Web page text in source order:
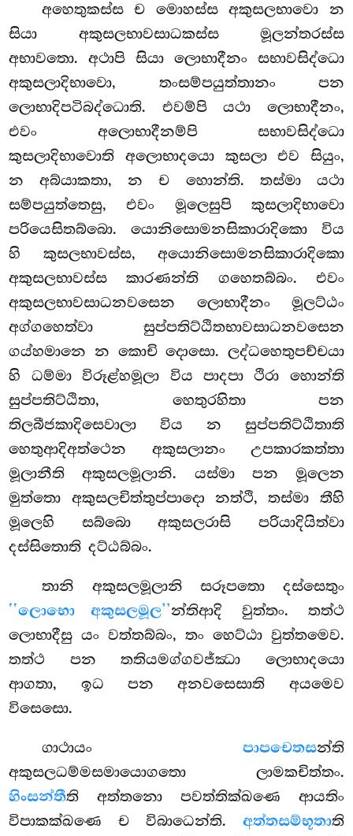
අහෙතුකස්සච මොහස්ස අකුසලභාවො න
සියා අකුසලභාවසාධකස්ස මූලන්තරස්ස
අභාවතො. අථාපි සියා ලොභාදීනං සභාවසිද්ධො
අකුසලාදිභාවො, තංසම්පයුත්තානං පන
ලොභාදිපටිබද්ධොති. එවම්පි යථා ලොභාදීනං,
එවං අලොභාදීනම්පි සභාවසිද්ධො
කුසලාදිභාවොති අලොභාදයො කුසලා එව සියුං,
න අබ්යාකතා, න ච හොන්ති. තස්මා යථා
සම්පයුත්තෙසු, එවං මූලෙසුපි කුසලාදිභාවො
පරියෙසිතබ්බො. යොනිසොමනසිකාරාදිකො විය
හි කුසලභාවස්ස, අයොනිසොමනසිකාරාදිකො
අකුසලභාවස්ස කාරණන්ති ගහෙතබ්බං. එවං
අකුසලභාවසාධනවසෙන ලොභාදීනං මූලට්ඨං
අග්ගහෙත්වා සුප්පතිට්ඨිතභාවසාධනවසෙන
ගය්හමානෙ න කොචි දොසො. ලද්ධහෙතුපච්චයා
හි ධම්මා විරූළ්හමූලා විය පාදපා ථිරා හොන්ති
සුප්පතිට්ඨිතා, හෙතුරහිතා පන
තිලබීජකාදිසෙවාලා විය න සුප්පතිට්ඨිතාති
හෙතුආදිඅත්ථෙන අකුසලානං උපකාරකත්තා
මූලානීති අකුසලමූලානි. යස්මා පන මූලෙන
මුත්තො අකුසලචිත්තුප්පාදො නත්ථි, තස්මා තීහි
මූලෙහි සබ්බො අකුසලරාසි පරියාදියිත්වා
දස්සිතොති දට්ඨබ්බං.
තානි අකුසලමූලානි සරූපතො දස්සෙතුං
‘‘ලොභො අකුසලමූල’’න්තිආදි වුත්තං. තත්ථ
ලොභාදීසු යං වත්තබ්බං, තං හෙට්ඨා වුත්තමෙව.
තත්ථ පන තතියමග්ගවජ්ඣා ලොභාදයො
ආගතා, ඉධ පන අනවසෙසාති අයමෙව
විසෙසො.
ගාථායං පාපචෙතසන්ති
අකුසලධම්මසමායොගතො ලාමකචිත්තං.
හිංසන්තීති අත්තනො පවත්තික්ඛණෙ ආයතිං
විපාකක්ඛණෙ ච විබාධෙන්ති. අත්තසම්භූතාති